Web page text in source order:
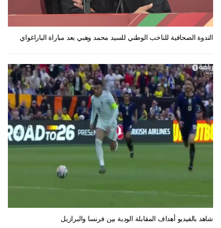
الندوة الصحافية للناخب الوطني للسيد محمد وهبي بعد مباراة الباراغواي
شاهد بالفيديو أهداف المقابلة الودية بين فرنسا والبرازيل